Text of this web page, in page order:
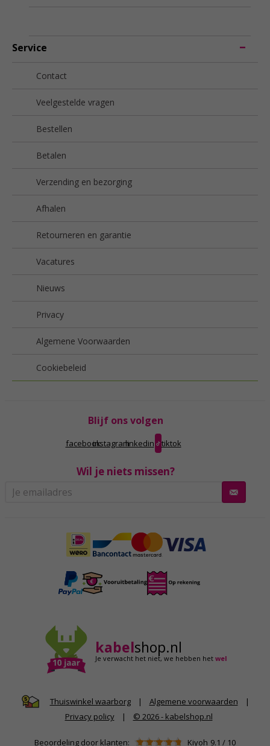
Service
Contact
Veelgestelde vragen
Bestellen
Betalen
Verzending en bezorging
Afhalen
Retourneren en garantie
Vacatures
Nieuws
Privacy
Algemene Voorwaarden
Cookiebeleid
Blijf ons volgen
facebookinstagramlinkedin tiktok
Wil je niets missen?
kabelshop.nl
Je verwacht het niet,we hebben hetwel
Thuiswinkel waarborg | Algemene voorwaarden
|
Privacy policy
| © 2026 - kabelshop.nl
Beoordeling door klanten: Kiyoh 9.1 / 10